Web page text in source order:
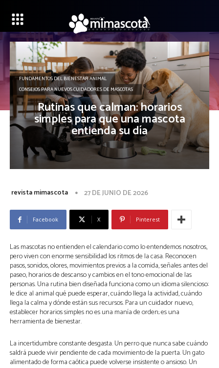
FUNDAMENTOS DEL BIENESTAR ANIMAL
CONSEJOS PARA NUEVOS CUIDADORES DE MASCOTAS
Rutinas que calman: horarios
simples para que una mascota
entienda su día
revista mimascota 27 DE JUNIO DE 2026
Facebook X Pinterest
Las mascotas no entienden el calendario como lo entendemos nosotros,
pero viven con enorme sensibilidad los ritmos de la casa. Reconocen
pasos, sonidos, olores, movimientos previos a la comida, señales antes del
paseo, horarios de descanso y cambios en el tono emocional de las
personas. Una rutina bien diseñada funciona como un idioma silencioso:
le dice al animal qué puede esperar, cuándo llega la actividad, cuándo
llega la calma y dónde están sus recursos. Para un cuidador nuevo,
establecer horarios simples no es una manía de orden; es una
herramienta de bienestar.
La incertidumbre constante desgasta. Un perro que nunca sabe cuándo
saldrá puede vivir pendiente de cada movimiento de la puerta. Un gato
alimentado de forma caótica puede volverse insistente o ansioso. Un